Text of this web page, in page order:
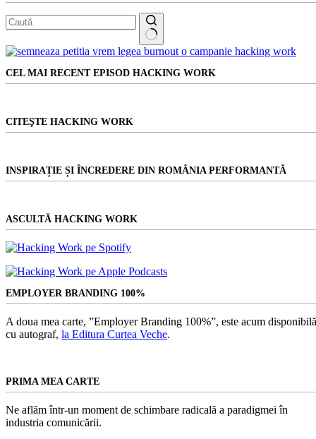
Niciun
CEL MAI RECENT EPISOD HACKING WORK
CITEŞTE HACKING WORK
INSPIRAȚIE ȘI ÎNCREDERE DIN ROMÂNIA PERFORMANTĂ
ASCULTĂ HACKING WORK
EMPLOYER BRANDING 100%
A doua mea carte, ”Employer Branding 100%”, este acum
cu autograf, la Editura Curtea Veche.
PRIMA MEA CARTE
Ne aflăm într-un moment de schimbare radicală a paradigmei în
industria comunicării.